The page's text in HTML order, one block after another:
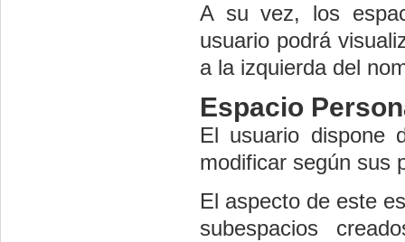
A su vez, los
usuario podrá
a la izquierda del
Espacio
El usuario dispone
modificar según sus
El aspecto de este
subespacios